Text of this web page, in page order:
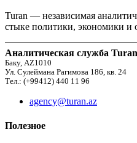
Turan — независимая
стыке политики, экономики и
Аналитическая служба Turan
Баку, AZ1010
Ул. Сулеймана Рагимова 186, кв. 24
Тел.: (+99412) 440 11 96
agency@turan.az
Полезное